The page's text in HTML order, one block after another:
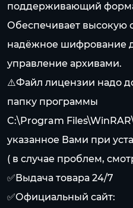
поддерживающий
Обеспечивает высокую
надёжное шифрование
управление архивами.
⚠️Файл лицензии надо
папку программы
C:\Program
указанное Вами при
( в случае проблем,
✅Выдача товара 24/7
✅Официальный сайт: